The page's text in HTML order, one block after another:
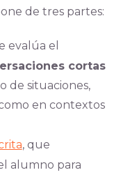
de tres partes:
evalúa el
cortas
de situaciones,
en contextos
, que
alumno para